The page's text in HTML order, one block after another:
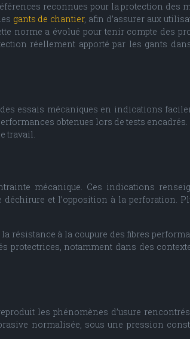
reconnues pour la protection des
gants de chantier, afin d’assurer aux
norme a évolué pour tenir compte des
réellement apporté par les gants
essais mécaniques en indications
obtenues lors de tests encadrés.
travail.
mécanique. Ces indications
déchirure et l’opposition à la perforation.
résistance à la coupure des fibres
protectrices, notamment dans des
les phénomènes d’usure
normalisée, sous une pression